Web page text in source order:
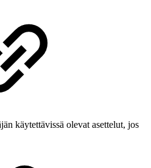
käytettävissä olevat asettelut, jos